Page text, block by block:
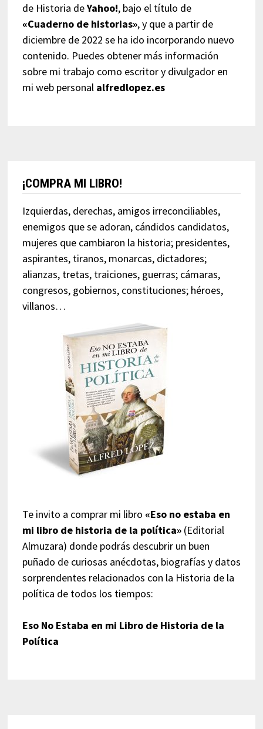
de Historia deYahoo!, bajo el título de
«Cuaderno de historias», y que a partir de
diciembre de 2022 se ha ido incorporando nuevo
contenido. Puedes obtener más información
sobre mi trabajo como escritor y divulgador en
mi web personal alfredlopez.es
¡COMPRA MI LIBRO!
Izquierdas, derechas, amigos irreconciliables,
enemigos que se adoran, cándidos candidatos,
mujeres que cambiaron la historia; presidentes,
aspirantes, tiranos, monarcas, dictadores;
alianzas, tretas, traiciones, guerras; cámaras,
congresos, gobiernos, constituciones; héroes,
villanos…
Te invito a comprar mi libro «Eso no estaba en
mi libro de historia de la política»(Editorial
Almuzara) donde podrás descubrir un buen
puñado de curiosas anécdotas, biografías y datos
sorprendentes relacionados con la Historia de la
política de todos los tiempos:
Eso No Estaba en mi Libro de Historia de la
Política